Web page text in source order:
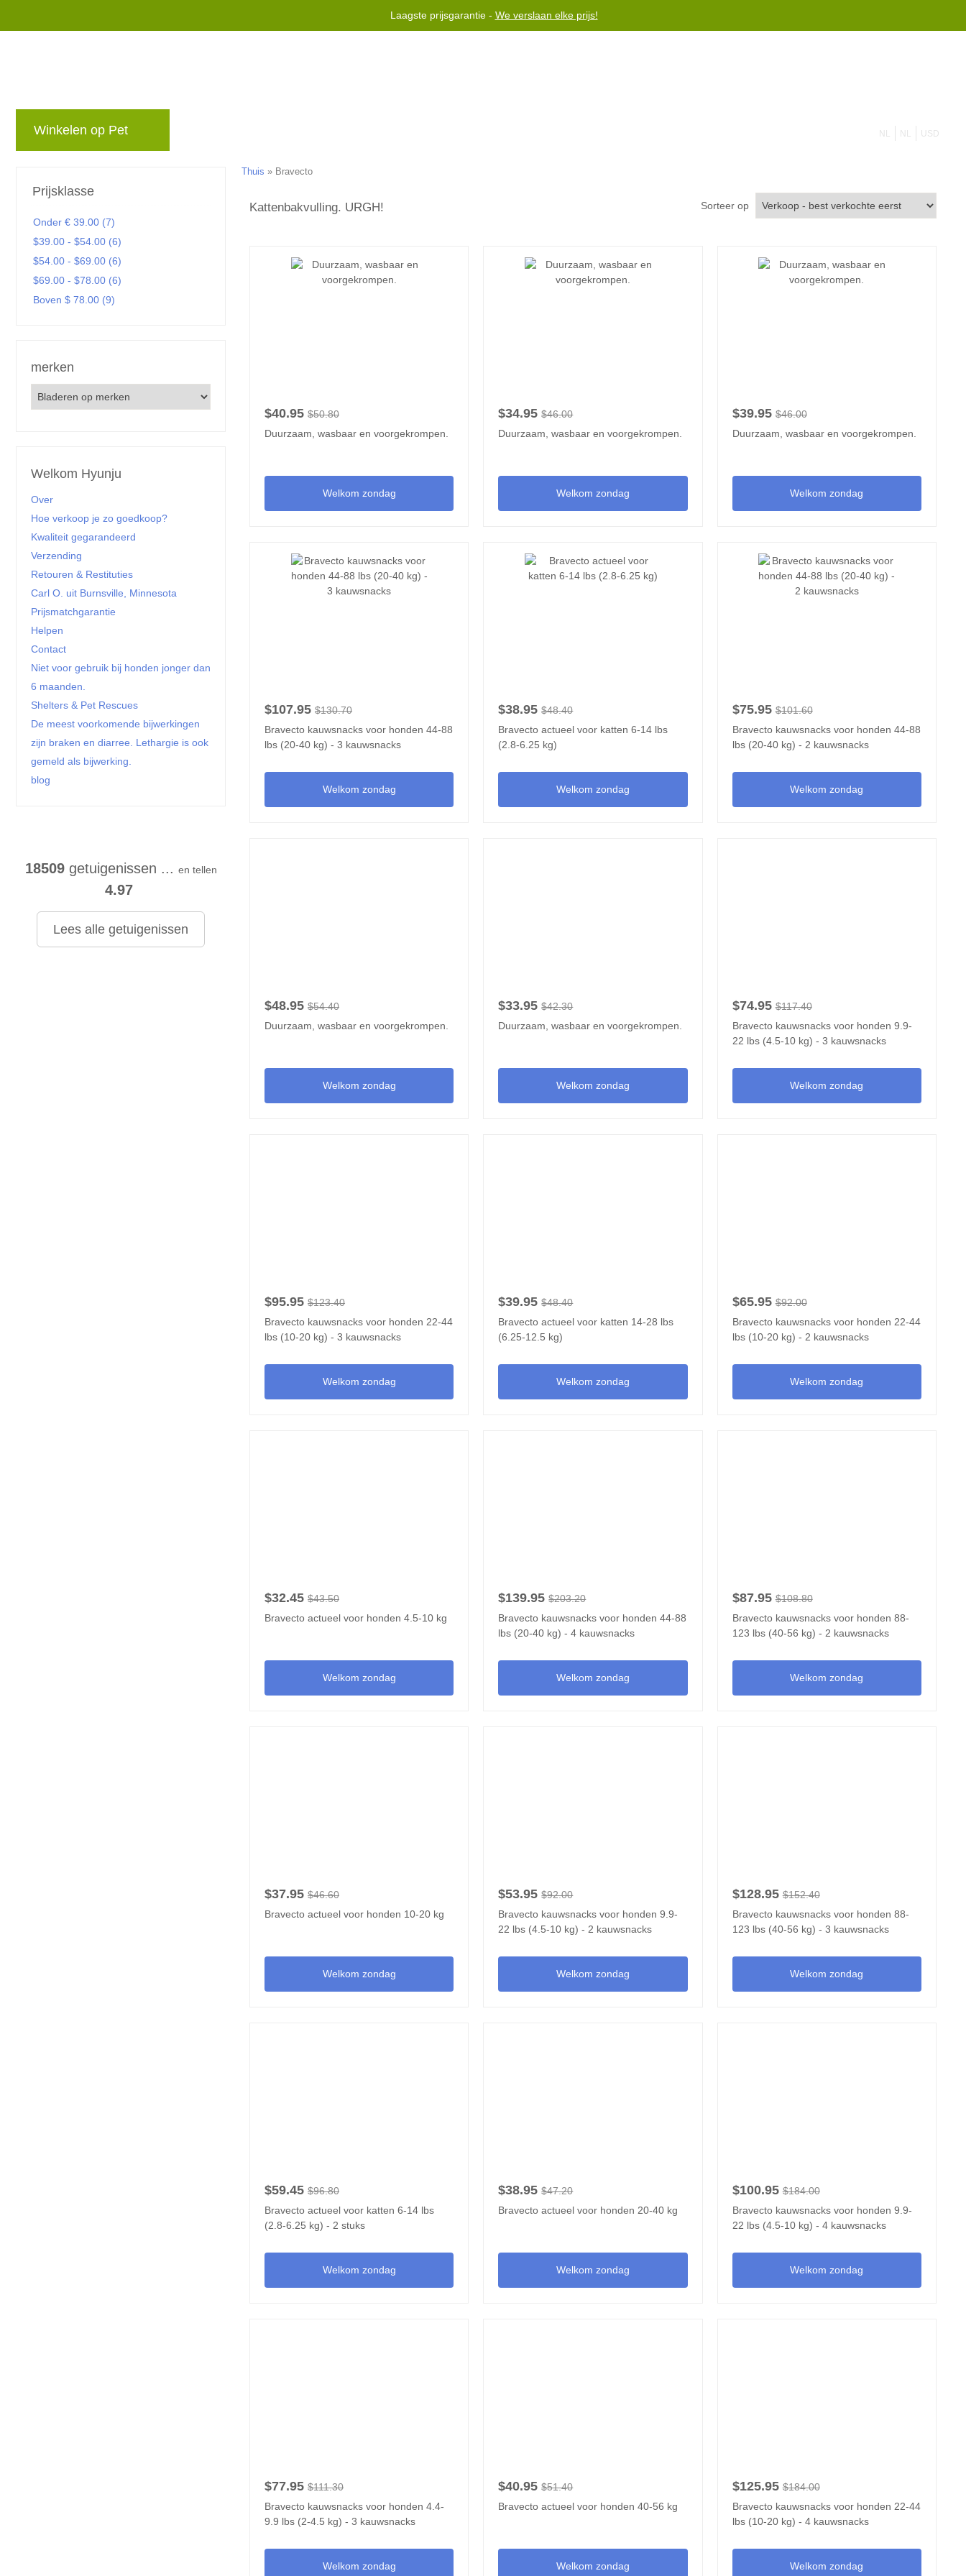
Laagste prijsgarantie - We verslaan elke prijs!
Winkelen op Pet NL NL USD
Prijsklasse
Onder € 39.00 (7)
$39.00 - $54.00 (6)
$54.00 - $69.00 (6)
$69.00 - $78.00 (6)
Boven $ 78.00 (9)
merken
Welkom Hyunju
Over
Hoe verkoop je zo goedkoop?
Kwaliteit gegarandeerd
Verzending
Retouren & Restituties
Carl O. uit Burnsville, Minnesota
Prijsmatchgarantie
Helpen
Contact
Niet voor gebruik bij honden jonger dan
6 maanden.
Shelters & Pet Rescues
De meest voorkomende bijwerkingen
zijn braken en diarree. Lethargie is ook
gemeld als bijwerking.
blog
18509getuigenissen ... en tellen
4.97
Lees alle getuigenissen
Thuis » Bravecto
Kattenbakvulling. URGH! Sorteer op
$40.95 $50.80
Duurzaam, wasbaar en voorgekrompen.
Welkom zondag
$34.95 $46.00
Duurzaam, wasbaar en voorgekrompen.
Welkom zondag
$39.95 $46.00
Duurzaam, wasbaar en voorgekrompen.
Welkom zondag
$107.95 $130.70
Bravecto kauwsnacks voor honden 44-88
lbs (20-40 kg) - 3 kauwsnacks
Welkom zondag
$38.95 $48.40
Bravecto actueel voor katten 6-14 lbs
(2.8-6.25 kg)
Welkom zondag
$75.95 $101.60
Bravecto kauwsnacks voor honden 44-88
lbs (20-40 kg) - 2 kauwsnacks
Welkom zondag
$48.95 $54.40
Duurzaam, wasbaar en voorgekrompen.
Welkom zondag
$33.95 $42.30
Duurzaam, wasbaar en voorgekrompen.
Welkom zondag
$74.95 $117.40
Bravecto kauwsnacks voor honden 9.9-
22 lbs (4.5-10 kg) - 3 kauwsnacks
Welkom zondag
$95.95 $123.40
Bravecto kauwsnacks voor honden 22-44
lbs (10-20 kg) - 3 kauwsnacks
Welkom zondag
$39.95 $48.40
Bravecto actueel voor katten 14-28 lbs
(6.25-12.5 kg)
Welkom zondag
$65.95 $92.00
Bravecto kauwsnacks voor honden 22-44
lbs (10-20 kg) - 2 kauwsnacks
Welkom zondag
$32.45 $43.50
Bravecto actueel voor honden 4.5-10 kg
Welkom zondag
$139.95 $203.20
Bravecto kauwsnacks voor honden 44-88
lbs (20-40 kg) - 4 kauwsnacks
Welkom zondag
$87.95 $108.80
Bravecto kauwsnacks voor honden 88-
123 lbs (40-56 kg) - 2 kauwsnacks
Welkom zondag
$37.95 $46.60
Bravecto actueel voor honden 10-20 kg
Welkom zondag
$53.95 $92.00
Bravecto kauwsnacks voor honden 9.9-
22 lbs (4.5-10 kg) - 2 kauwsnacks
Welkom zondag
$128.95 $152.40
Bravecto kauwsnacks voor honden 88-
123 lbs (40-56 kg) - 3 kauwsnacks
Welkom zondag
$59.45 $96.80
Bravecto actueel voor katten 6-14 lbs
(2.8-6.25 kg) - 2 stuks
Welkom zondag
$38.95 $47.20
Bravecto actueel voor honden 20-40 kg
Welkom zondag
$100.95 $184.00
Bravecto kauwsnacks voor honden 9.9-
22 lbs (4.5-10 kg) - 4 kauwsnacks
Welkom zondag
$77.95 $111.30
Bravecto kauwsnacks voor honden 4.4-
9.9 lbs (2-4.5 kg) - 3 kauwsnacks
Welkom zondag
$40.95 $51.40
Bravecto actueel voor honden 40-56 kg
Welkom zondag
$125.95 $184.00
Bravecto kauwsnacks voor honden 22-44
lbs (10-20 kg) - 4 kauwsnacks
Welkom zondag